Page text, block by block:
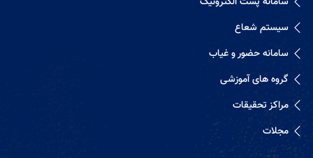
سیستم شعاع
سامانه حضور و غیاب
گروه های آموزشی
مراکز تحقیقات
مجلات